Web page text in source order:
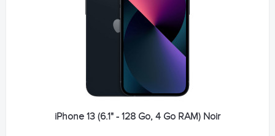
iPhone 13 (6.1" - 128 Go, 4 Go RAM) Noir